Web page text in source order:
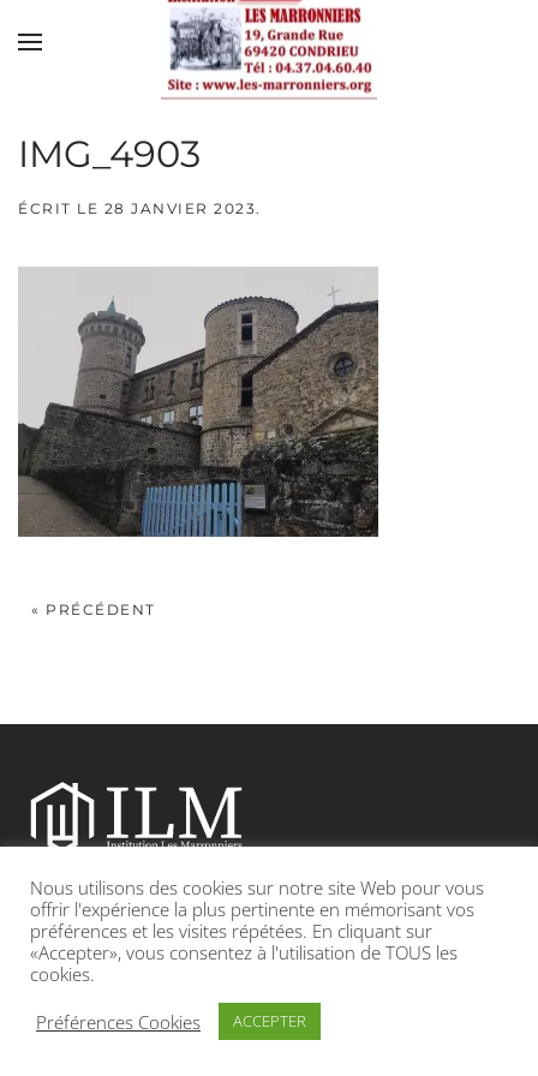
Skip to main content
IMG_4903
ÉCRIT LE 28 JANVIER 2023.
« PRÉCÉDENT
Etablissement catholique sous contrat d’association avec l’Etat
Adresse : 19, Grande rue 69420 CONDRIEU
INFOS LÉGALES POLITIQUE DE CONFIDENTIALITÉ
Nous utilisons des cookies sur notre site Web pour vous
offrir l'expérience la plus pertinente en mémorisant vos
préférences et les visites répétées. En cliquant sur
«Accepter», vous consentez à l'utilisation de TOUS les
cookies.
Préférences Cookies
ACCEPTER